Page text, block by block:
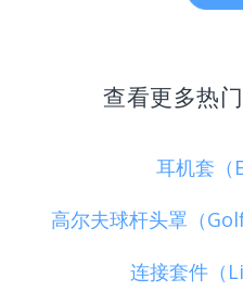
查看更多热
耳机套（
高尔夫球杆头罩（
连接套件（